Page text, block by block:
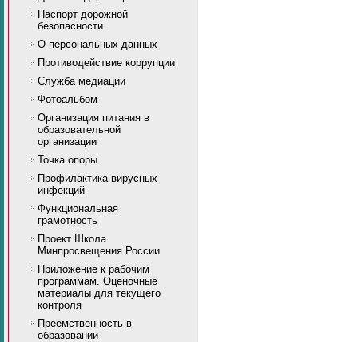
Паспорт дорожной
безопасности
О персональных данных
Противодействие коррупции
Служба медиации
Фотоальбом
Организация питания в
образовательной
организации
Точка опоры
Профилактика вирусных
инфекций
Функциональная
грамотность
Проект Школа
Минпросвещения России
Приложение к рабочим
программам. Оценочные
материалы для текущего
контроля
Преемственность в
образовании